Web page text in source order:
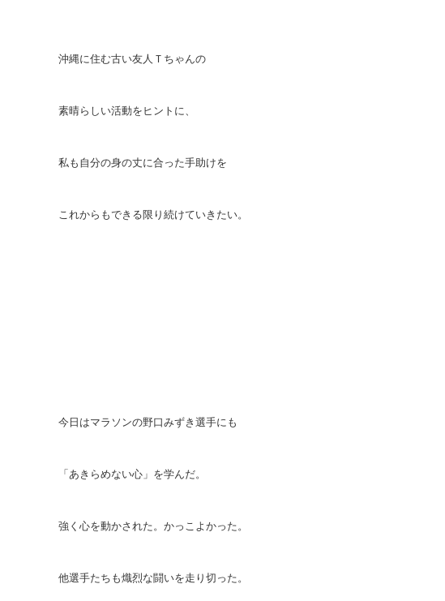
沖縄に住む古い友人Ｔちゃんの
素晴らしい活動をヒントに、
私も自分の身の丈に合った手助けを
これからもできる限り続けていきたい。
今日はマラソンの野口みずき選手にも
「あきらめない心」を学んだ。
強く心を動かされた。かっこよかった。
他選手たちも熾烈な闘いを走り切った。